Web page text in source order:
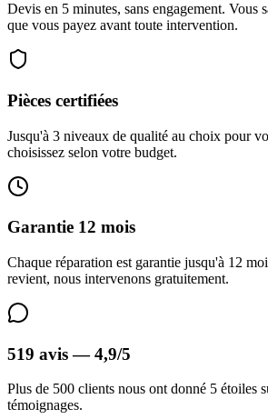
Devis en 5 minutes, sans engagement. Vous
que vous payez avant toute intervention.
Pièces certifiées
Jusqu'à 3 niveaux de qualité au choix pour
choisissez selon votre budget.
Garantie 12 mois
Chaque réparation est garantie jusqu'à 12
revient, nous intervenons gratuitement.
519 avis — 4,9/5
Plus de 500 clients nous ont donné 5 étoiles
témoignages.